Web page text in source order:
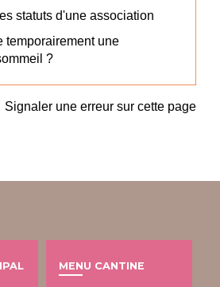
statuts d'une association
temporairement une
?
Signaler une erreur sur cette page
MENU CANTINE